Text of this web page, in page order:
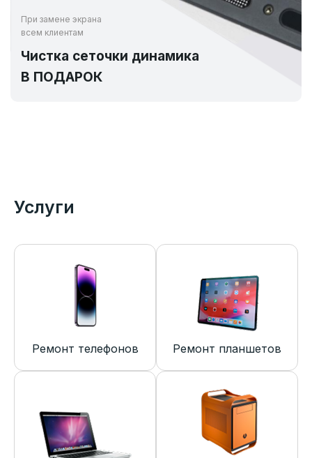
При замене экрана
всем клиентам
Чистка сеточки динамика
В ПОДАРОК
Услуги
Ремонт телефонов Ремонт планшетов